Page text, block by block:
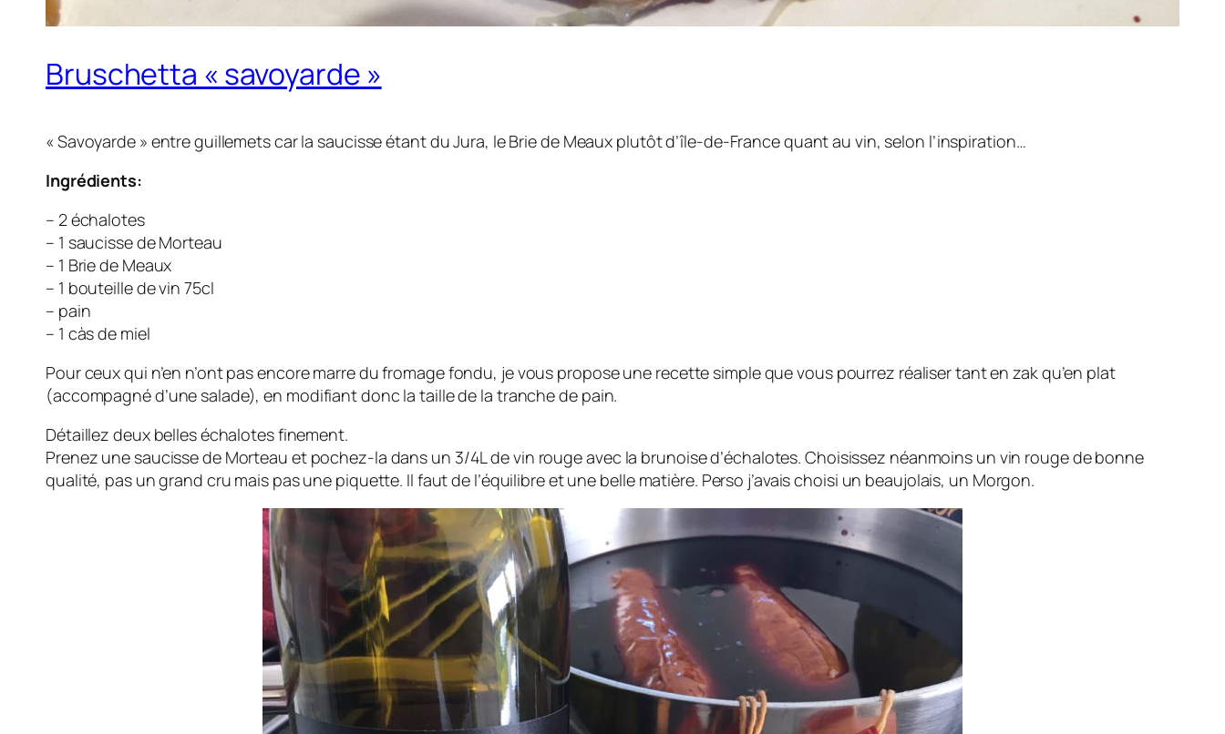
Bruschetta « savoyarde »
« Savoyarde » entre guillemets car la saucisse étant du Jura, le Brie de Meaux plutôt d’île-de-France quant au vin, selon l’inspiration…
Ingrédients:
– 2 échalotes
– 1 saucisse de Morteau
– 1 Brie de Meaux
– 1 bouteille de vin 75cl
– pain
– 1 càs de miel
Pour ceux qui n’en n’ont pas encore marre du fromage fondu, je vous propose une recette simple que vous pourrez réaliser tant en zak qu’en plat
(accompagné d’une salade), en modifiant donc la taille de la tranche de pain.
Détaillez deux belles échalotes finement.
Prenez une saucisse de Morteau et pochez-la dans un 3/4L de vin rouge avec la brunoise d’échalotes. Choisissez néanmoins un vin rouge de bonne
qualité, pas un grand cru mais pas une piquette. Il faut de l’équilibre et une belle matière. Perso j’avais choisi un beaujolais, un Morgon.